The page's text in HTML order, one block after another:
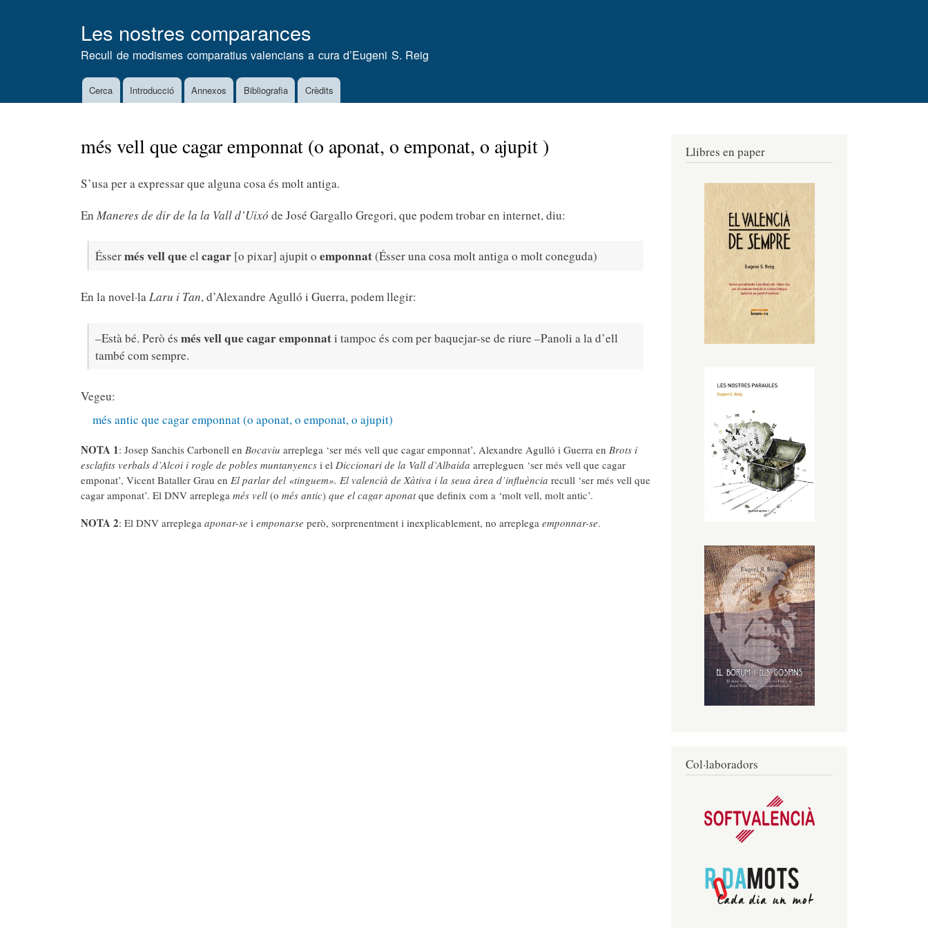
Les nostres comparances
Recull de modismes comparatius valencians a cura d’Eugeni S. Reig
MainCerca Introducció Annexos Bibliografia Crèdits
més vell que cagar emponnat (o aponat, o emponat, o ajupit )
S’usa per a expressar que alguna cosa és molt antiga.
En Maneres de dir de la la Vall d’Uixó de José Gargallo Gregori, que podem trobar en internet, diu:
Éssermés vellque el cagar [o pixar] ajupit o emponnat(Ésser una cosa molt antiga o molt coneguda)
En la novel·laLaru i Tan, d’Alexandre Agulló i Guerra, podem llegir:
–Està bé. Però és més vell que cagar emponnati tampoc és com per baquejar-se de riure –Panoli a la d’ell
també com sempre.
Vegeu:
més antic que cagar emponnat (o aponat, o emponat, o ajupit)
NOTA 1: Josep Sanchis Carbonell en Bocaviu arreplega ‘ser més vell que cagar emponnat’, Alexandre Agulló i Guerra en Brots i
esclafits verbals d’Alcoi i rogle de pobles muntanyencs i el Diccionari de la Vall d’Albaida arrepleguen ‘ser més vell que cagar
emponat’, Vicent Bataller Grau en El parlar del «tinguem». El valencià de Xàtiva i la seua àrea d’influència recull ‘ser més vell que
cagar amponat’. El DNV arreplega més vell (o més antic) que el cagar aponatque definix com a ‘molt vell, molt antic’.
NOTA 2: El DNV arreplega aponar-se i emponarse però, sorprenentment i inexplicablement, no arreplega emponnar-se.
Llibres en paper
Col·laboradors